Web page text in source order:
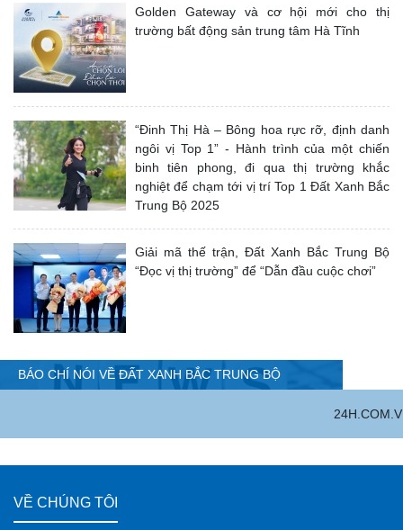
Golden Gateway và cơ hội mới cho thị
trường bất động sản trung tâm Hà Tĩnh
“Đinh Thị Hà – Bông hoa rực rỡ, định danh
ngôi vị Top 1” - Hành trình của một chiến
binh tiên phong, đi qua thị trường khắc
nghiệt để chạm tới vị trí Top 1 Đất Xanh Bắc
Trung Bộ 2025
Giải mã thế trận, Đất Xanh Bắc Trung Bộ
“Đọc vị thị trường” để “Dẫn đầu cuộc chơi”
BÁO CHÍ NÓI VỀ ĐẤT XANH BẮC TRUNG BỘ
Đất Xanh Bắc
VỀ CHÚNG TÔI